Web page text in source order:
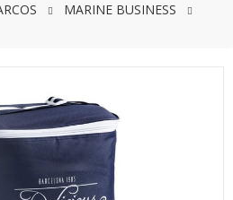
MARINE BUSINESS